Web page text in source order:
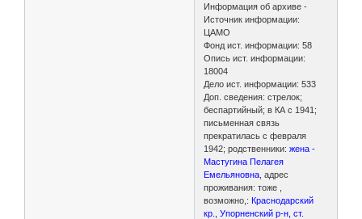
Информация об архиве -
Источник информации:
ЦАМО
Фонд ист. информации: 58
Опись ист. информации:
18004
Дело ист. информации: 533
Доп. сведения: стрелок;
беспартийный; в КА с 1941;
письменная связь
прекратилась с февраля
1942; родственники: жена -
Мастугина Пелагея
Емельяновна , адрес
проживания: тоже ,
возможно,: Краснодарский
кр., Упорненский р-н, ст.